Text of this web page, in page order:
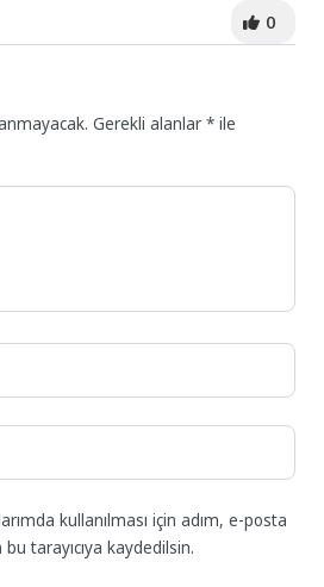
0
Gerekli alanlar* ile
kullanılması için adım, e-posta
tarayıcıya kaydedilsin.